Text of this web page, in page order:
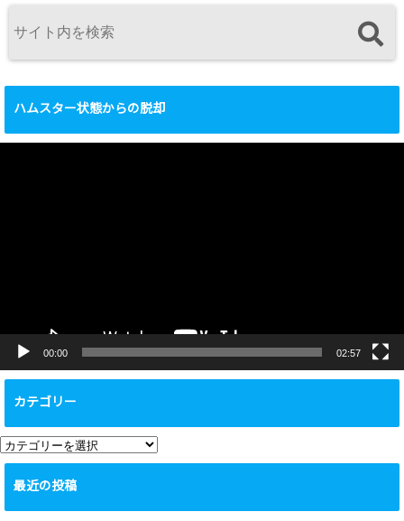
ハムスター状態からの脱却
00:00 02:57
カテゴリー
カ
テ
リ
最近の投稿